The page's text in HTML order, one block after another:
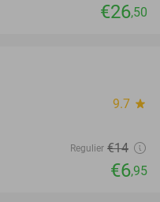
€26,50
9.7 star
Regulier €14
€6,95